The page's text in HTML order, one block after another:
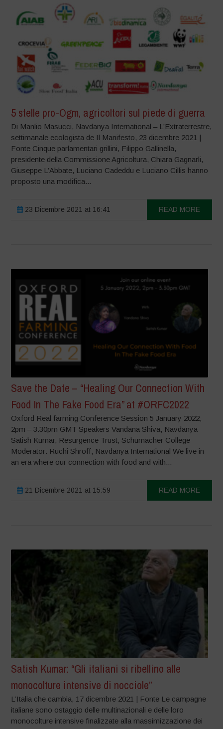
5 stelle pro-Ogm, agricoltori sul piede di guerra
Di Manlio Masucci, Navdanya International – L’Extraterrestre,
settimanale ecologista de Il Manifesto, 23 dicembre 2021 |
Fonte Cinque parlamentari grillini, Filippo Gallinella,
presidente della Commissione Agricoltura, Chiara Gagnarli,
Giuseppe L’Abbate, Luciano Cadeddu e Luciano Cillis hanno
proposto una modifica...
23 Dicembre 2021 at 16:41 READ MORE
Save the Date – “Healing Our Connection With
Food In The Fake Food Era” at #ORFC2022
Oxford Real farming Conference Session 5 January 2022,
2pm – 3.30pm GMT Speakers Vandana Shiva, Navdanya
Satish Kumar, Resurgence Trust, Schumacher College
Moderator: Ruchi Shroff, Navdanya International We live in
an era where our connection with food and with...
21 Dicembre 2021 at 15:59 READ MORE
Satish Kumar: “Gli italiani si ribellino alle
monocolture intensive di nocciole”
L’Italia che cambia, 17 dicembre 2021 | Fonte Le campagne
italiane sono ostaggio delle multinazionali e delle loro
monocolture intensive finalizzate alla massimizzazione dei